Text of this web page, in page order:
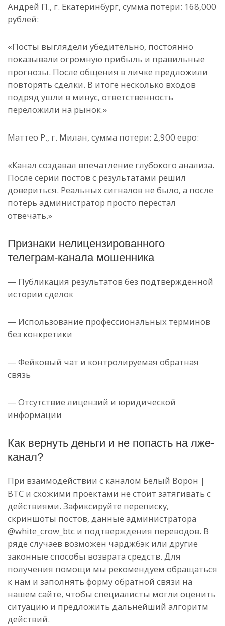
Андрей П., г. Екатеринбург, сумма потери: 168,000
рублей:
«Посты выглядели убедительно, постоянно
показывали огромную прибыль и правильные
прогнозы. После общения в личке предложили
повторять сделки. В итоге несколько входов
подряд ушли в минус, ответственность
переложили на рынок.»
Маттео Р., г. Милан, сумма потери: 2,900 евро:
«Канал создавал впечатление глубокого анализа.
После серии постов с результатами решил
довериться. Реальных сигналов не было, а после
потерь администратор просто перестал
отвечать.»
Признаки нелицензированного
телеграм-канала мошенника
— Публикация результатов без подтвержденной
истории сделок
— Использование профессиональных терминов
без конкретики
— Фейковый чат и контролируемая обратная
связь
— Отсутствие лицензий и юридической
информации
Как вернуть деньги и не попасть на лже-
канал?
При взаимодействии с каналом Белый Ворон |
BTC и схожими проектами не стоит затягивать с
действиями. Зафиксируйте переписку,
скриншоты постов, данные администратора
@white_crow_btc и подтверждения переводов. В
ряде случаев возможен чарджбэк или другие
законные способы возврата средств. Для
получения помощи мы рекомендуем обращаться
к нам и заполнять форму обратной связи на
нашем сайте, чтобы специалисты могли оценить
ситуацию и предложить дальнейший алгоритм
действий.